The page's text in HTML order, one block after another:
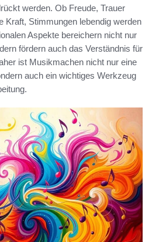
werden. Ob Freude, Trauer
Kraft, Stimmungen lebendig werden
Aspekte bereichern nicht nur
fördern auch das Verständnis für
ist Musikmachen nicht nur eine
auch ein wichtiges Werkzeug